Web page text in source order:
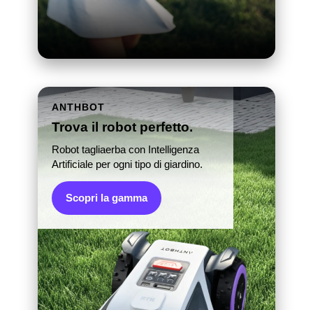
ANTHBOT
Trova il robot perfetto.
Robot tagliaerba con Intelligenza
Artificiale per ogni tipo di giardino.
Scopri la gamma